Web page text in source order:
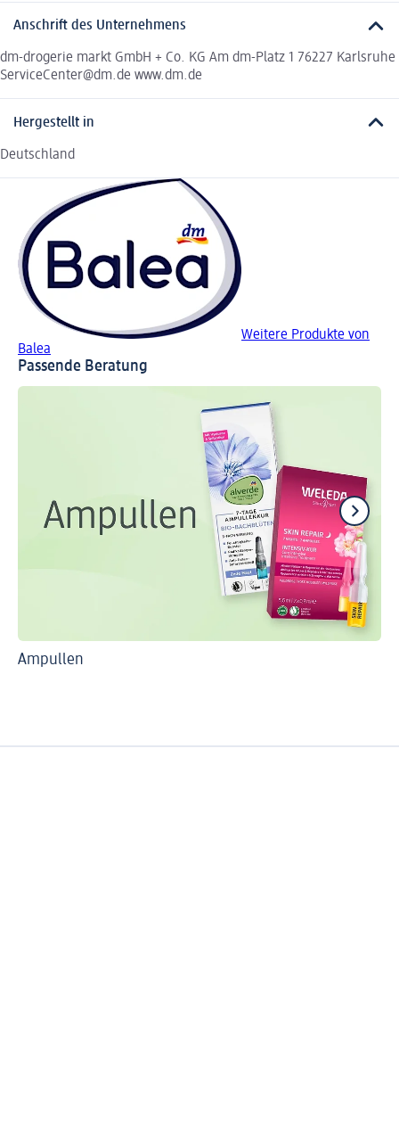
Anschrift des Unternehmens
dm-drogerie markt GmbH + Co. KG Am dm-Platz 1 76227 Karlsruhe
ServiceCenter@dm.de www.dm.de
Hergestellt in
Deutschland
Weitere Produkte von
Balea
Passende Beratung
Ampullen